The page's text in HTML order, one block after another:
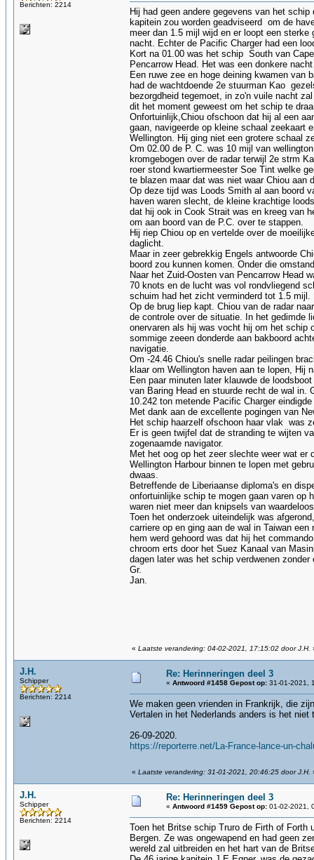
Berichten: 2214
Hij had geen andere gegevens van het
kapitein zou worden geadviseerd om de
meer dan 1.5 mijl wijd en er loopt een
nacht. Echter de Pacific Charger had een
Kort na 01.00 was het schip South van
Pencarrow Head. Het was een donkere
Een ruwe zee en hoge deining kwamen van
had de wachtdoende 2e stuurman Kao
bezorgdheid tegemoet, in zo'n vuile nacht
dit het moment geweest om het schip te
Onfortuinlijk,Chiou ofschoon dat hij al een
gaan, navigeerde op kleine schaal zeekaart
Wellington. Hij ging niet een grotere schaal
Om 02.00 de P. C. was 10 mijl van
kromgebogen over de radar terwijl 2e strm
roer stond kwartiermeester Soe Tint welke
te blazen maar dat was niet waar Chiou
Op deze tijd was Loods Smith al aan boord
haven waren slecht, de kleine krachtige
dat hij ook in Cook Strait was en kreeg van
om aan boord van de P.C. over te stappen.
Hij riep Chiou op en vertelde over de
daglicht.
Maar in zeer gebrekkig Engels antwoorde
boord zou kunnen komen. Onder die
Naar het Zuid-Oosten van Pencarrow Head
70 knots en de lucht was vol rondvliegend
schuim had het zicht verminderd tot 1.5 mijl.
Op de brug liep kapt. Chiou van de radar
de controle over de situatie. In het gedimde
onervaren als hij was vocht hij om het schip
sommige zeeen donderde aan bakboord
navigatie.
Om -24.46 Chiou's snelle radar peilingen
klaar om Wellington haven aan te lopen, Hij
Een paar minuten later klauwde de
van Baring Head en stuurde recht de wal in.
10.242 ton metende Pacific Charger
Met dank aan de excellente pogingen van
Het schip haarzelf ofschoon haar vlak was
Er is geen twijfel dat de stranding te wijten
zogenaamde navigator.
Met het oog op het zeer slechte weer wat
Wellington Harbour binnen te lopen met
dwaas.
Betreffende de Liberiaanse diploma's en
onfortuinlijke schip te mogen gaan varen op
waren niet meer dan knipsels van
Toen het onderzoek uiteindelijk was
carriere op en ging aan de wal in Taiwan
hem werd gehoord was dat hij het
chroom erts door het Suez Kanaal van
dagen later was het schip verdwenen
Gr.
Jan.
« Laatste verandering: 04-02-2021, 17:15:02 door J.H.
J.H.
Schipper
Berichten: 2214
Re: Herinneringen deel 3
« Antwoord #1458 Gepost op: 31-01-2021,
We maken geen vrienden in Frankrijk, die
Vertalen in het Nederlands anders is het
26-09-2020.
https://reporterre.net/La-France-lance-un-
« Laatste verandering: 31-01-2021, 20:46:25 door J.H.
J.H.
Schipper
Berichten: 2214
Re: Herinneringen deel 3
« Antwoord #1459 Gepost op: 01-02-2021,
Toen het Britse schip Truro de Firth of Forth
Bergen. Ze was ongewapend en had geen
wereld zal uitbreiden en het hart van de